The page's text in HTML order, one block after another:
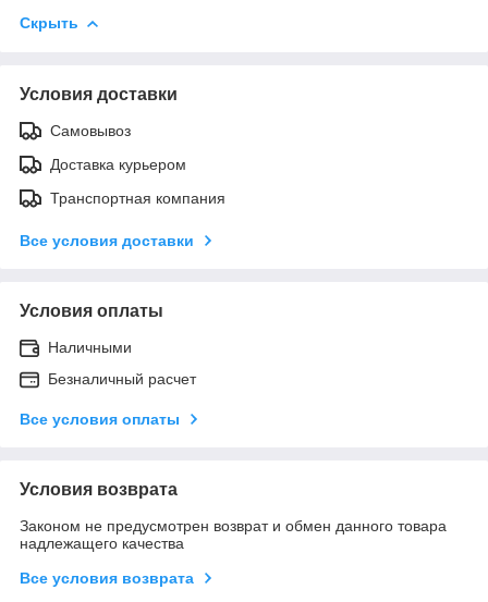
Скрыть
Условия доставки
Самовывоз
Доставка курьером
Транспортная компания
Все условия доставки
Условия оплаты
Наличными
Безналичный расчет
Все условия оплаты
Условия возврата
Законом не предусмотрен возврат и обмен данного товара
надлежащего качества
Все условия возврата